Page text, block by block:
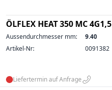
ÖLFLEX HEAT 350 MC 4G1,5
Aussendurchmesser mm:
9.40
Artikel-Nr:
0091382
Liefertermin auf Anfrage